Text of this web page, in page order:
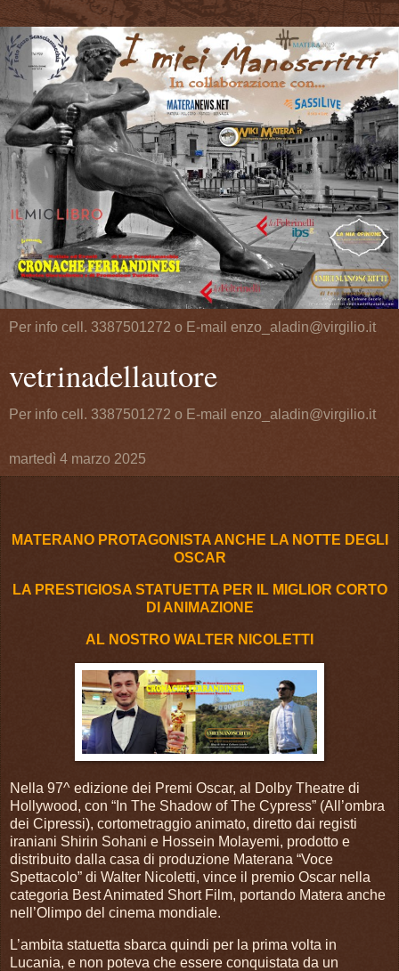
Per info cell. 3387501272 o E-mail enzo_aladin@virgilio.it
vetrinadellautore
Per info cell. 3387501272 o E-mail enzo_aladin@virgilio.it
martedì 4 marzo 2025
MATERANO PROTAGONISTA ANCHE LA NOTTE DEGLI
OSCAR
LA PRESTIGIOSA STATUETTA PER IL MIGLIOR CORTO
DI ANIMAZIONE
AL NOSTRO WALTER NICOLETTI
Nella 97^ edizione dei Premi Oscar, al Dolby Theatre di
Hollywood, con “In The Shadow of The Cypress” (All’ombra
dei Cipressi), cortometraggio animato, diretto dai registi
iraniani Shirin Sohani e Hossein Molayemi, prodotto e
distribuito dalla casa di produzione Materana “Voce
Spettacolo” di Walter Nicoletti, vince il premio Oscar nella
categoria Best Animated Short Film, portando Matera anche
nell’Olimpo del cinema mondiale.
L’ambita statuetta sbarca quindi per la prima volta in
Lucania, e non poteva che essere conquistata da un